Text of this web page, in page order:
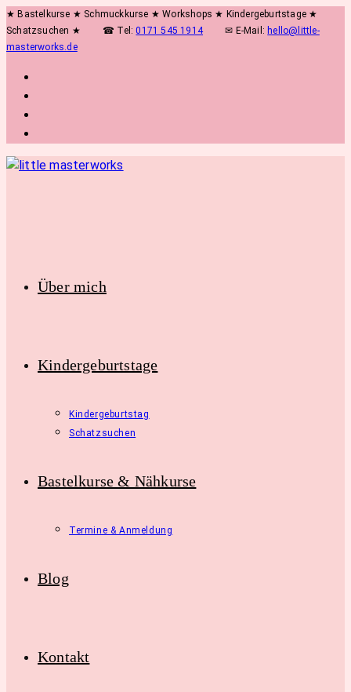
Zum
Inhalt
springen
★ Bastelkurse ★ Schmuckkurse ★ Workshops ★ Kindergeburtstage ★
Schatzsuchen ★
☎ Tel:0171 545 1914 ✉ E-Mail: hello@little-
masterworks.de
Über mich
Kindergeburtstage
Kindergeburtstag
Schatzsuchen
Bastelkurse & Nähkurse
Termine & Anmeldung
Blog
Kontakt